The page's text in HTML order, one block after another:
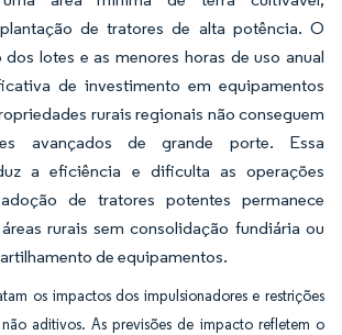
de tratores de alta potência. O
lotes e as menores horas de uso anual
de investimento em equipamentos
rurais regionais não conseguem
avançados de grande porte. Essa
a eficiência e dificulta as operações
de tratores potentes permanece
rurais sem consolidação fundiária ou
de equipamentos.
os impactos dos impulsionadores e restrições
aditivos. As previsões de impacto refletem o